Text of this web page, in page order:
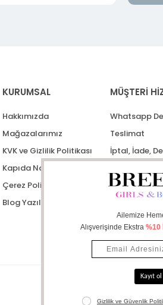
KURUMSAL
Hakkımızda
Mağazalarımız
KVK ve Gizlilik Politikası
Kapıda Nakit Ödeme
Çerez Politikası
Blog Yazıları
MÜŞTERİ
Whatsapp
Teslimat
İptal, İade,